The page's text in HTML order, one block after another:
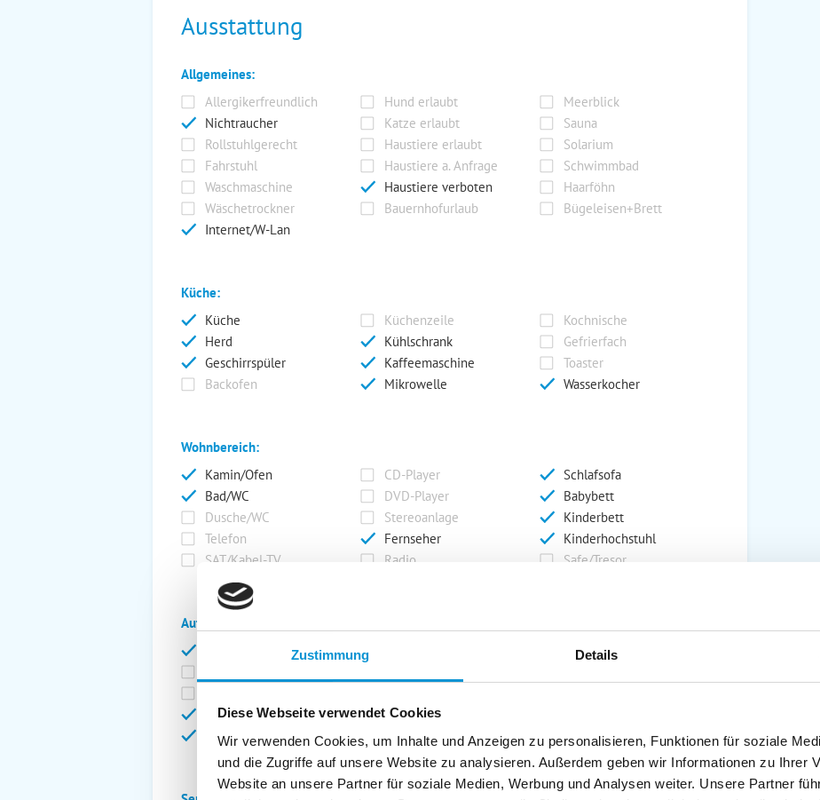
Zustimmung Details
Diese Webseite verwendet Cookies
Wir verwenden Cookies, um Inhalte und Anzeigen zu personalisieren, Funktionen für soziale
und die Zugriffe auf unsere Website zu analysieren. Außerdem geben wir Informationen zu Ihrer
Website an unsere Partner für soziale Medien, Werbung und Analysen weiter. Unsere Partner
Ausstattung
Allgemeines:
Allergikerfreundlich
Hund erlaubt
Meerblick
Nichtraucher
Katze erlaubt
Sauna
Rollstuhlgerecht
Haustiere erlaubt
Solarium
Fahrstuhl
Haustiere a. Anfrage
Schwimmbad
Waschmaschine
Haustiere verboten
Haarföhn
Wäschetrockner
Bauernhofurlaub
Bügeleisen+Brett
Internet/W-Lan
Küche:
Küche
Küchenzeile
Kochnische
Herd
Kühlschrank
Gefrierfach
Geschirrspüler
Kaffeemaschine
Toaster
Backofen
Mikrowelle Wasserkocher
Wohnbereich:
Kamin/Ofen
CD-Player
Schlafsofa
Bad/WC
DVD-Player
Babybett
Dusche/WC
Stereoanlage
Kinderbett
Telefon
Fernseher
Kinderhochstuhl
SAT/Kabel-TV
Radio Safe/Tresor
Außenanlage:
Garten/Liegewiese
Grill
Terrasse
Kinderspielplatz
Balkon
Abstellraum